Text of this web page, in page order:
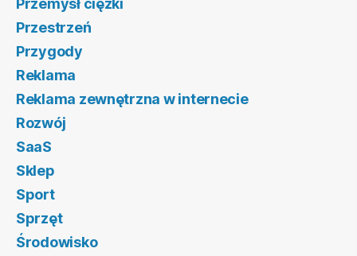
Przestrzeń
Przygody
Reklama
Reklama zewnętrzna w internecie
Rozwój
SaaS
Sklep
Sport
Sprzęt
Środowisko